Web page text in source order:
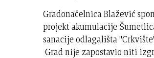
Gradonačelnica Blažević
projekt akumulacije
sanacije odlagališta
Grad nije zapostavio niti